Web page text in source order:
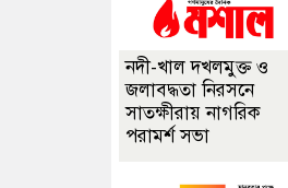
নদী-খাল দখলমুক্ত ও
জলাবদ্ধতা নিরসনে
সাতক্ষীরায় নাগরিক
পরামর্শ সভা